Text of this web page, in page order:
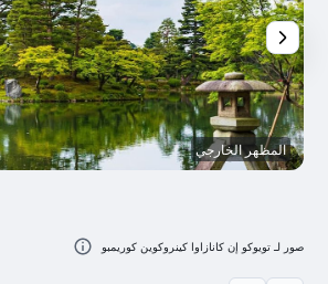
المظهر الخارجي
صور لـ تويوكو إن كانازاوا كينروكوين كوريمبو